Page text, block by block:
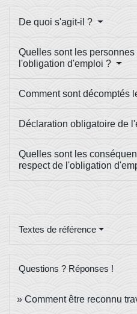
De quoi s'agit-il ?
Quelles sont les
l'obligation d'emploi ?
Comment sont décomptés
Déclaration obligatoire de
Quelles sont les
respect de l'obligation
Textes de référence
Questions ? Réponses !
Comment être reconnu